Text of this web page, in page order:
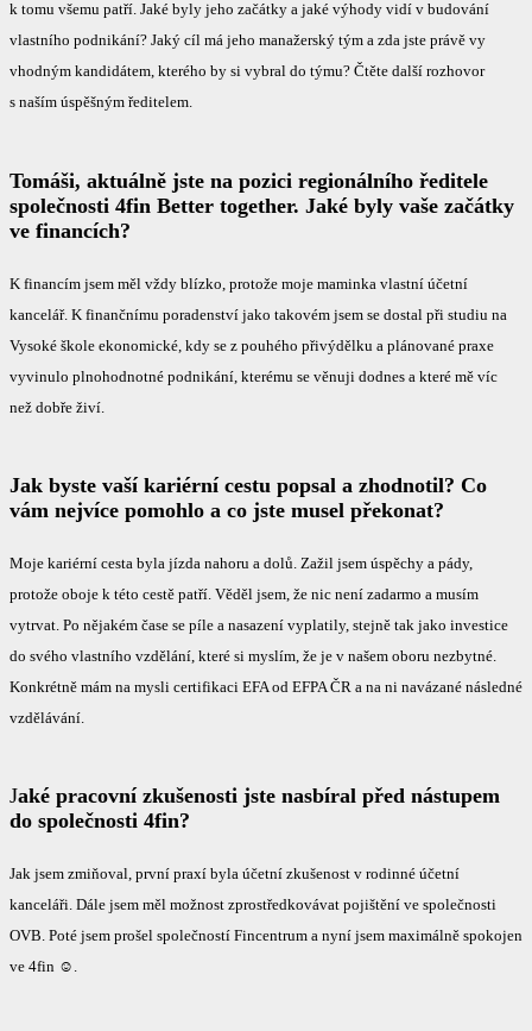
k tomu všemu patří. Jaké byly jeho začátky a jaké výhody vidí v budování
vlastního podnikání? Jaký cíl má jeho manažerský tým a zda jste právě vy
vhodným kandidátem, kterého by si vybral do týmu? Čtěte další rozhovor
s naším úspěšným ředitelem.
Tomáši, aktuálně jste na pozici regionálního ředitele
společnosti 4fin Better together. Jaké byly vaše začátky
ve financích?
K financím jsem měl vždy blízko, protože moje maminka vlastní účetní
kancelář. K finančnímu poradenství jako takovém jsem se dostal při studiu na
Vysoké škole ekonomické, kdy se z pouhého přivýdělku a plánované praxe
vyvinulo plnohodnotné podnikání, kterému se věnuji dodnes a které mě víc
než dobře živí.
Jak byste vaší kariérní cestu popsal a zhodnotil? Co
vám nejvíce pomohlo a co jste musel překonat?
Moje kariérní cesta byla jízda nahoru a dolů. Zažil jsem úspěchy a pády,
protože oboje k této cestě patří. Věděl jsem, že nic není zadarmo a musím
vytrvat. Po nějakém čase se píle a nasazení vyplatily, stejně tak jako investice
do svého vlastního vzdělání, které si myslím, že je v našem oboru nezbytné.
Konkrétně mám na mysli certifikaci EFA od EFPA ČR a na ni navázané následné
vzdělávání.
Jaké pracovní zkušenosti jste nasbíral před nástupem
do společnosti 4fin?
Jak jsem zmiňoval, první praxí byla účetní zkušenost v rodinné účetní
kanceláři. Dále jsem měl možnost zprostředkovávat pojištění ve společnosti
OVB. Poté jsem prošel společností Fincentrum a nyní jsem maximálně spokojen
ve 4fin ☺.